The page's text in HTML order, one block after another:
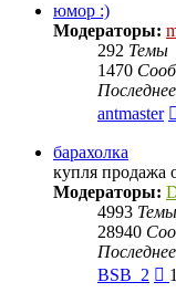
юмор :)
Модераторы:
292 Темы
1470
antmaster
барахолка
купля продажа
Модераторы:
4993 Темы
28940
BSB_2